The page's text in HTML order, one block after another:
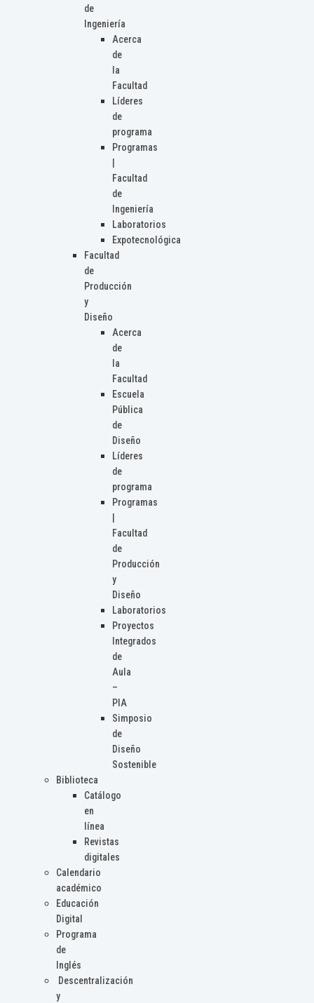
de
Ingeniería
Acerca
de
la
Facultad
Líderes
de
programa
Programas
Facultad
de
Ingeniería
Laboratorios
Expotecnológica
Facultad
de
Producción
y
Diseño
Acerca
de
la
Facultad
Escuela
Pública
de
Diseño
Líderes
de
programa
Programas
Facultad
de
Producción
y
Diseño
Laboratorios
Proyectos
Integrados
de
Aula
–
PIA
Simposio
de
Diseño
Sostenible
Biblioteca
Catálogo
en
línea
Revistas
digitales
Calendario
académico
Educación
Digital
Programa
de
Inglés
Descentralización
y